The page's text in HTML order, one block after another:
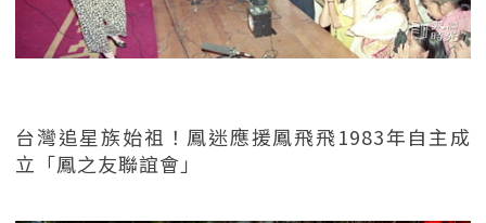
台灣追星族始祖！鳳迷應援鳳飛飛1983年自主成
立「鳳之友聯誼會」